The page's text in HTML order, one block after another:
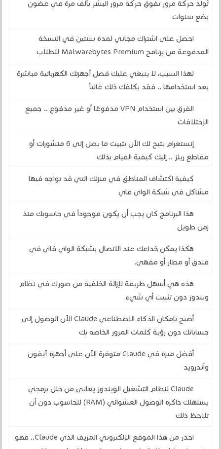
تُولّد حركة مرور تفوق حركة مرور البشر بألف مرة في غضون
بضع سنوات
احصل على اشتراك مجاني لمدة سنتين في النسخة
المدفوعة من برنامج Malwarebytes Premium للطلاب
لهذا السبب، لا ينبغي عليك فصل أجهزتك الكهربائية مباشرة
بعد استخدامها .. فقد يكلفك ذلك غالياً
الفرق بين استخدام VPN مدفوعًا أو غير مدفوع .. جميع
الإختلافات
إنستغرام يتيح لك الآن تثبيت ما يصل إلى 6 منشورات أو
مقاطع ريلز .. إليك كيفية القيام بذلك
كيفية اكتشاف المناطق في منزلك التي قد تواجه فيها
مشاكل في شبكة الواي فاي
هذا البرنامج كان يجب أن يكون موجوداً في حاسوبك منذ
زمن طويل
هكذا يمكن خداعك عند الاتصال بشبكة الواي فاي في
فندق أو مطار أو مقهى.
هذه هي أسهل طريقة لإزالة الخلفية من صورك في نظام
ويندوز دون تثبيت أي شيء
أصبح بإمكان الذكاء الاصطناعي Claude الآن الوصول إلى
حساباتك دون رؤية كلمات المرور الخاصة بك
أفضل ميزة في Claude متوفرة الآن على أجهزة آيفون
وأندرويد
Claude لنظام التشغيل الويندوز يعاني من خلل برمجي
يستهلك ذاكرة الوصول العشوائي (RAM) للحاسوب دون أن
تلاحظ ذلك
احذر من هذا الموقع الإلكتروني المزيف الذي Claude.. فهو